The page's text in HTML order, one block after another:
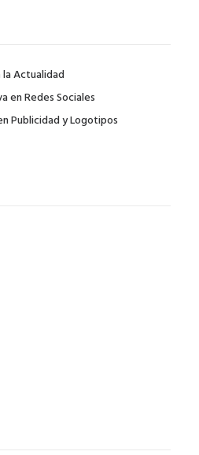
Actualidad
en Redes Sociales
Publicidad y Logotipos